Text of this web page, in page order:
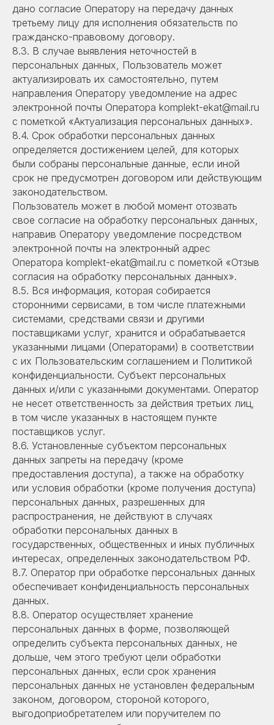
дано согласие Оператору на передачу данных
третьему лицу для исполнения обязательств по
гражданско-правовому договору.
8.3. В случае выявления неточностей в
персональных данных, Пользователь может
актуализировать их самостоятельно, путем
направления Оператору уведомление на адрес
электронной почты Оператора komplekt-ekat@mail.ru
с пометкой «Актуализация персональных данных».
8.4. Срок обработки персональных данных
определяется достижением целей, для которых
были собраны персональные данные, если иной
срок не предусмотрен договором или действующим
законодательством.
Пользователь может в любой момент отозвать
свое согласие на обработку персональных данных,
направив Оператору уведомление посредством
электронной почты на электронный адрес
Оператора komplekt-ekat@mail.ru с пометкой «Отзыв
согласия на обработку персональных данных».
8.5. Вся информация, которая собирается
сторонними сервисами, в том числе платежными
системами, средствами связи и другими
поставщиками услуг, хранится и обрабатывается
указанными лицами (Операторами) в соответствии
с их Пользовательским соглашением и Политикой
конфиденциальности. Субъект персональных
данных и/или с указанными документами. Оператор
не несет ответственность за действия третьих лиц,
в том числе указанных в настоящем пункте
поставщиков услуг.
8.6. Установленные субъектом персональных
данных запреты на передачу (кроме
предоставления доступа), а также на обработку
или условия обработки (кроме получения доступа)
персональных данных, разрешенных для
распространения, не действуют в случаях
обработки персональных данных в
государственных, общественных и иных публичных
интересах, определенных законодательством РФ.
8.7. Оператор при обработке персональных данных
обеспечивает конфиденциальность персональных
данных.
8.8. Оператор осуществляет хранение
персональных данных в форме, позволяющей
определить субъекта персональных данных, не
дольше, чем этого требуют цели обработки
персональных данных, если срок хранения
персональных данных не установлен федеральным
законом, договором, стороной которого,
выгодоприобретателем или поручителем по